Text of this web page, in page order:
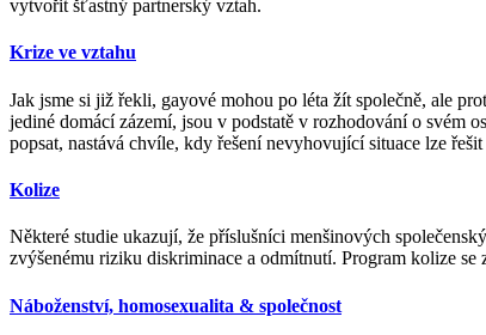
vytvořit šťastný partnerský vztah.
Krize ve vztahu
Jak jsme si již řekli, gayové mohou po léta žít společně, ale
jediné domácí zázemí, jsou v podstatě v rozhodování o svém
popsat, nastává chvíle, kdy řešení nevyhovující situace lze
Kolize
Některé studie ukazují, že příslušníci menšinových
zvýšenému riziku diskriminace a odmítnutí. Program kolize
Náboženství, homosexualita & společnost